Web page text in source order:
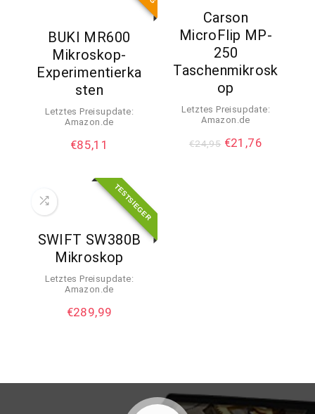
BUKI MR600
Mikroskop-
Experimentierka
sten
Letztes Preisupdate:
Amazon.de
€85,11
Carson
MicroFlip MP-
250
Taschenmikrosk
op
Letztes Preisupdate:
Amazon.de
€24,95 €21,76
TESTSIEGER
SWIFT SW380B
Mikroskop
Letztes Preisupdate:
Amazon.de
€289,99